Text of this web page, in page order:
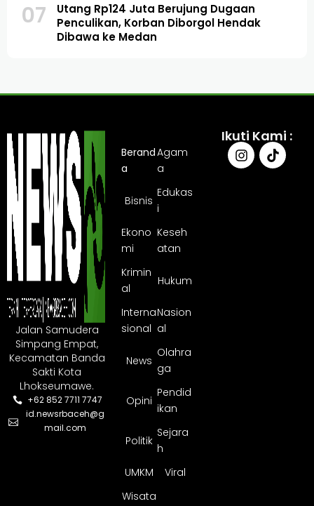
07
Utang Rp124 Juta Berujung Dugaan
Penculikan, Korban Diborgol Hendak
Dibawa ke Medan
Jalan Samudera
Simpang Empat,
Kecamatan Banda
Sakti Kota
Lhokseumawe.
+62 852 7711 7747
id.newsrbaceh@g
mail.com
Berand
a
Agam
a
Bisnis
Edukas
i
Ekono
mi
Keseh
atan
Krimin
al
Hukum
Interna
sional
Nasion
al
News
Olahra
ga
Opini
Pendid
ikan
Politik
Sejara
h
UMKM
Viral
Wisata
Ikuti Kami :